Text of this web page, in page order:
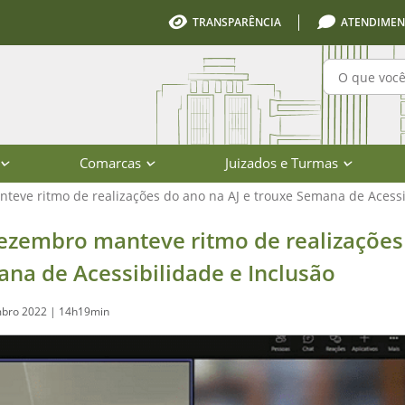
TRANSPARÊNCIA
Comarcas Juizados e Turmas
ritmo de realizações do ano na AJ e trouxe Semana de
do ano na AJ e trouxe
manteve ritmo de
de Acessibilidade e Inclusão
2022 | 14h19min